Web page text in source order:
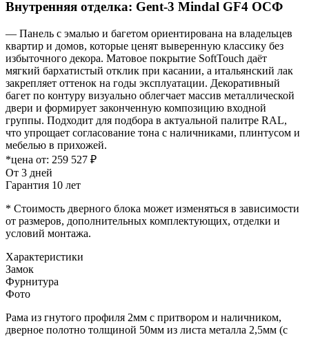
Внутренняя отделка: Gent-3 Mindal GF4 ОСФ
— Панель с эмалью и багетом ориентирована на владельцев
квартир и домов, которые ценят выверенную классику без
избыточного декора. Матовое покрытие SoftTouch даёт
мягкий бархатистый отклик при касании, а итальянский лак
закрепляет оттенок на годы эксплуатации. Декоративный
багет по контуру визуально облегчает массив металлической
двери и формирует законченную композицию входной
группы. Подходит для подбора в актуальной палитре RAL,
что упрощает согласование тона с наличниками, плинтусом и
мебелью в прихожей.
*цена от: 259 527 ₽
От 3 дней
Гарантия 10 лет
* Стоимость дверного блока может изменяться в зависимости
от размеров, дополнительных комплектующих, отделки и
условий монтажа.
Характеристики
Замок
Фурнитура
Фото
Рама из гнутого профиля 2мм с притвором и наличником,
дверное полотно толщиной 50мм из листа металла 2,5мм (с